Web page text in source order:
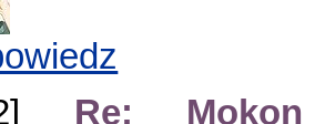
Re: